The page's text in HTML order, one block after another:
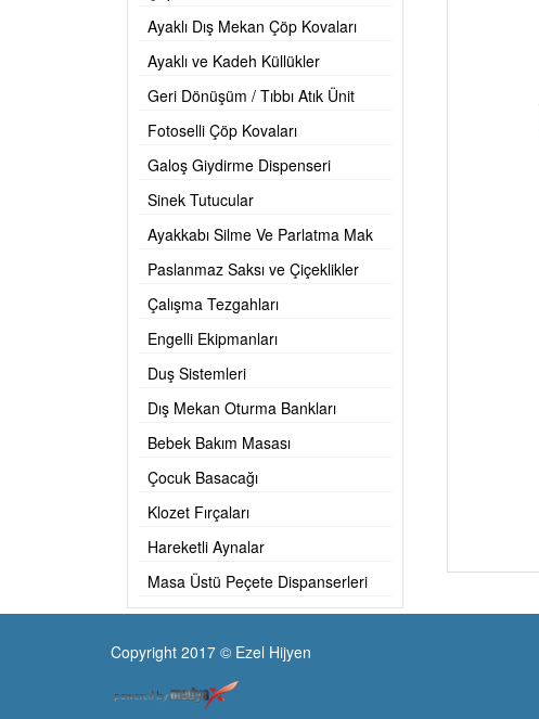
Ayaklı Dış Mekan Çöp Kovaları
Ayaklı ve Kadeh Küllükler
Geri Dönüşüm / Tıbbı Atık Ünit
Fotoselli Çöp Kovaları
Galoş Giydirme Dispenseri
Sinek Tutucular
Ayakkabı Silme Ve Parlatma Mak
Paslanmaz Saksı ve Çiçeklikler
Çalışma Tezgahları
Engelli Ekipmanları
Duş Sistemleri
Dış Mekan Oturma Bankları
Bebek Bakım Masası
Çocuk Basacağı
Klozet Fırçaları
Hareketli Aynalar
Masa Üstü Peçete Dispanserleri
Copyright 2017 © Ezel Hijyen